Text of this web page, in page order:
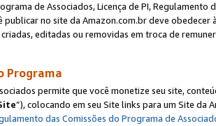
de Associados, Licença de PI,
publicar no site da Amazon.com.br deve
editadas ou removidas em troca de
Programa
permite que você monetize seu site,
”), colocando em seu Site links para um Site da
das Comissões do Programa de